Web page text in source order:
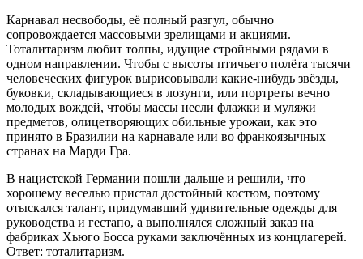
Карнавал несвободы, её полный разгул, обычно
сопровождается массовыми зрелищами и акциями.
Тоталитаризм любит толпы, идущие стройными рядами в
одном направлении. Чтобы с высоты птичьего полёта тысячи
человеческих фигурок вырисовывали какие-нибудь звёзды,
буковки, складывающиеся в лозунги, или портреты вечно
молодых вождей, чтобы массы несли флажки и муляжи
предметов, олицетворяющих обильные урожаи, как это
принято в Бразилии на карнавале или во франкоязычных
странах на Марди Гра.
В нацистской Германии пошли дальше и решили, что
хорошему веселью пристал достойный костюм, поэтому
отыскался талант, придумавший удивительные одежды для
руководства и гестапо, а выполнялся сложный заказ на
фабриках Хьюго Босса руками заключённых из концлагерей.
Ответ: тоталитаризм.